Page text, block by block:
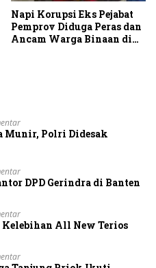
Napi Korupsi Eks Pejabat
Pemprov Diduga Peras dan
Ancam Warga Binaan di
Munir, Polri Didesak
DPD Gerindra di Banten
Kelebihan All New Terios